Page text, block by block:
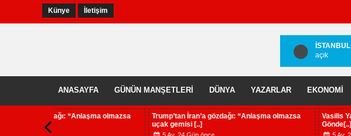
Künye İletişim
İSTANBUL
açık
ANASAYFA GÜNÜN MANŞETLERİ DÜNYA YAZARLAR EKONOMİ
Trump’tan İran’a gözdağı: “Anlaşma olmazsa
Vasilis Yaylalı Hakkında İade Kararı: